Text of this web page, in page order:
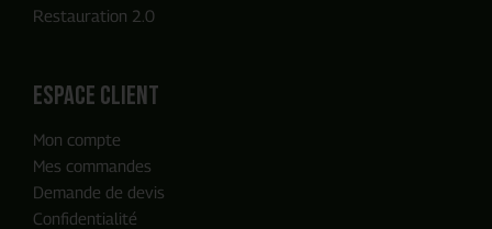
Notre équipe reviendra vers vous
en moins de 24h, c'est promis
Restauration 2.0
espace client
Mon compte
Mes commandes
Demande de devis
Confidentialité